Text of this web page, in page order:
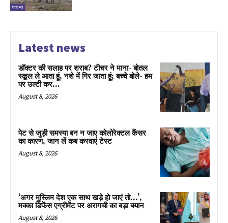
पटना
Latest news
डॉक्टर की सलाह पर शराब? टीचर ने माना- बोतल
स्कूल ले आता हूं, नशे में गिर जाता हूं; बच्चे बोले- हम
पर उल्टी कर...
August 8, 2026
पेट से जुड़ी समस्या बन न जाए कोलोरेक्टल कैंसर
का कारण, जान लें कब करवाएं टेस्ट
August 8, 2026
‘अगर मुस्लिम देश एक साथ खड़े हो जाएं तो…’,
मक्का डिफेंस एग्रीमेंट पर अरागची का बड़ा बयान
August 8, 2026